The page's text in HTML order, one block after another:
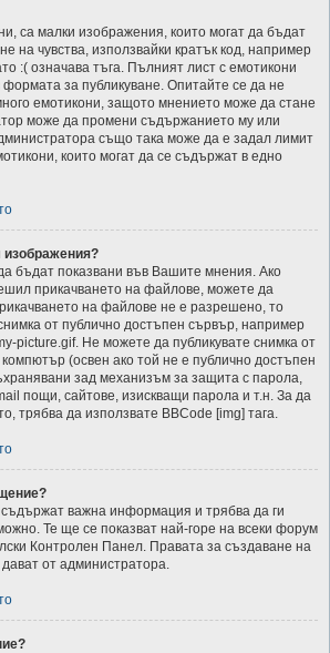
са малки изображения, които могат да бъдат
на чувства, използвайки кратък код, например
:( означава тъга. Пълният лист с емотикони
за публикуване. Опитайте се да не
емотикони, защото мнението може да стане
може да промени съдържанието му или
също така може да е задал лимит
които могат да се съдържат в едно
изображения?
бъдат показвани във Вашите мнения. Ако
прикачването на файлове, можете да
на файлове не е разрешено, то
от публично достъпен сървър, например
picture.gif. Не можете да публикувате снимка от
(освен ако той не е публично достъпен
зад механизъм за защита с парола,
пощи, сайтове, изискващи парола и т.н. За да
трябва да използвате BBCode [img] тага.
важна информация и трябва да ги
Те ще се показват най-горе на всеки форум
Контролен Панел. Правата за създаване на
от администратора.